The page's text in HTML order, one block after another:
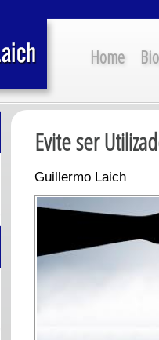
Home
Evite ser
Guillermo Laich